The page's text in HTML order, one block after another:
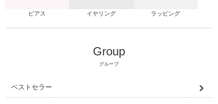
ピアス イヤリング ラッピング
Group
グループ
ベストセラー